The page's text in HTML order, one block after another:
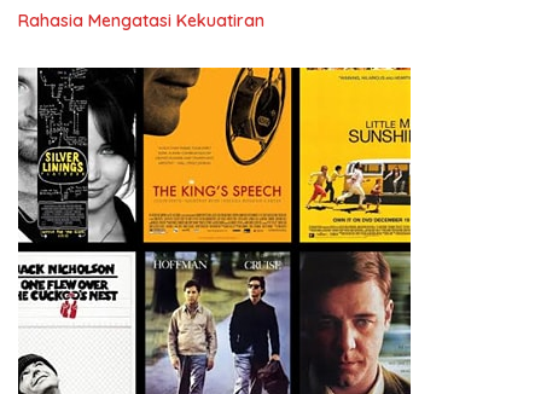
Rahasia Mengatasi Kekuatiran